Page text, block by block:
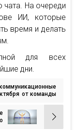
чата. На очереди
ИИ, которые
время и делать
для всех
дни.
от команды